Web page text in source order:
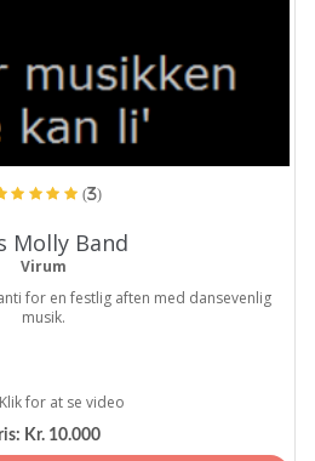
(3)
Molly Band
Virum
for en festlig aften med dansevenlig
musik.
Klik for at se video
Kr. 10.000